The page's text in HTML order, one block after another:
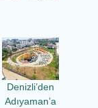
Denizli’den
Adıyaman’a